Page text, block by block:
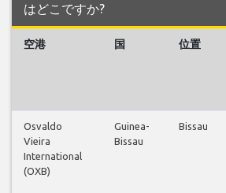
はどこですか?
空港 国 位置
Osvaldo
Vieira
International
(OXB)
Guinea-
Bissau
Bissau